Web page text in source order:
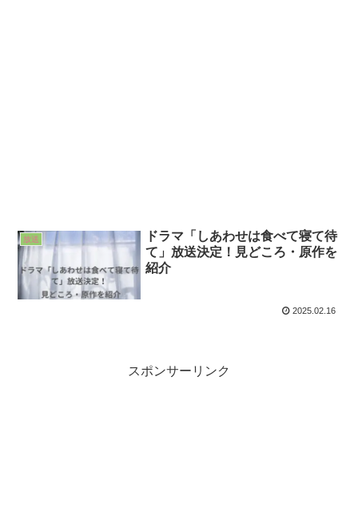
放送
ドラマ「しあわせは食べて寝て待
て」放送決定！見どころ・原作を
紹介
2025.02.16
スポンサーリンク